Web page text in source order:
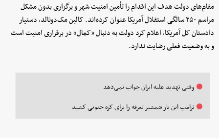
مقام‌های دولت هدف این اقدام را تأمین امنیت شهر و برگزاری بدون مشکل
مراسم ۲۵۰ سالگی استقلال آمریکا عنوان کرده‌اند. کالین مک‌دونالد، دستیار
دادستان کل آمریکا، اعلام کرد دولت به دنبال «کمال» در برقراری امنیت است
و به وضعیت فعلی رضایت ندارد.
وقتی تهدید علیه ایران جواب نمی‌دهد
ترامپ این بار شمشیر تعرفه را برای کره جنوبی کشید